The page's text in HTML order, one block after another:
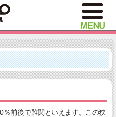
％前後で難関といえます。この狭